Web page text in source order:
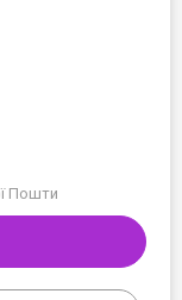
Пошти